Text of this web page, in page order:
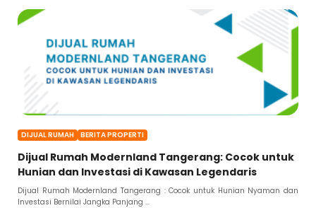
DIJUAL RUMAH BERITA PROPERTI
Dijual Rumah Modernland Tangerang: Cocok untuk
Hunian dan Investasi di Kawasan Legendaris
Dijual Rumah Modernland Tangerang : Cocok untuk Hunian Nyaman dan
Investasi Bernilai Jangka Panjang ...